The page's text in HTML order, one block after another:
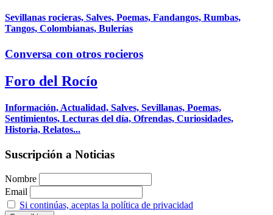
Sevillanas rocieras, Salves, Poemas, Fandangos, Rumbas,
Tangos, Colombianas, Bulerías
Conversa con otros rocieros
Foro del Rocío
Información, Actualidad, Salves, Sevillanas, Poemas,
Sentimientos, Lecturas del día, Ofrendas, Curiosidades,
Historia, Relatos...
Suscripción a Noticias
Nombre
Email
Si continúas, aceptas la política de privacidad